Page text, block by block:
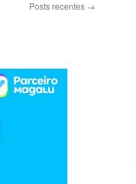
Posts recentes →